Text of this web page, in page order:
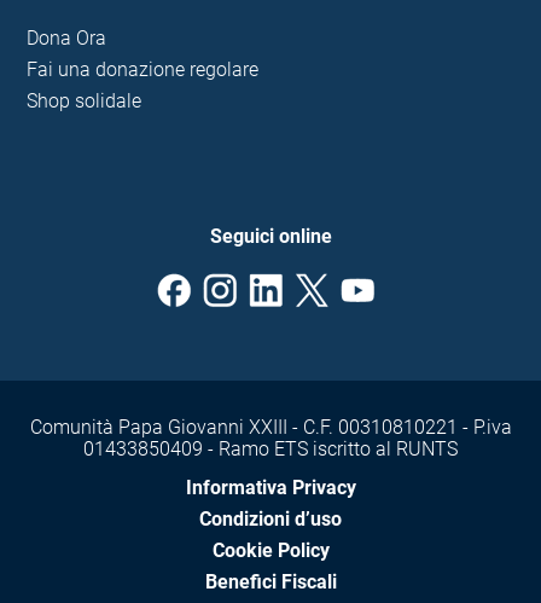
Dona Ora
Fai una donazione regolare
Shop solidale
Seguici online
Comunità Papa Giovanni XXIII - C.F. 00310810221 - P.iva
01433850409 - Ramo ETS iscritto al RUNTS
Informativa Privacy
Condizioni d’uso
Cookie Policy
Benefici Fiscali